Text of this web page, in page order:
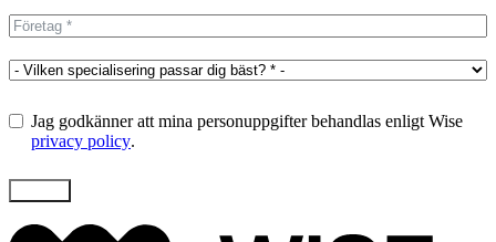
Jag godkänner att mina personuppgifter behandlas enligt Wise
privacy policy.